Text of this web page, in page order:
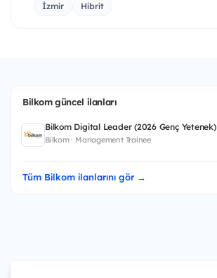
İzmir Hibrit
Bilkom güncel ilanları
Bilkom Digital Leader (2026 Genç Yetenek)
Bilkom · Management Trainee
Tüm Bilkom ilanlarını gör →